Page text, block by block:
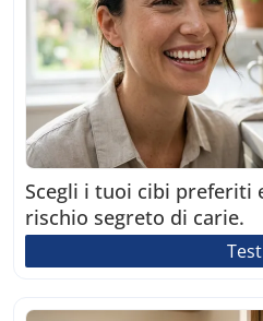
Scegli i tuoi cibi preferiti
rischio segreto di carie.
Test